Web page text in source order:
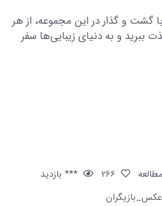
گشت و گذار در این مجموعه، از هر
ببرید و به دنیای زیبایی‌ها سفر
*** بازدید